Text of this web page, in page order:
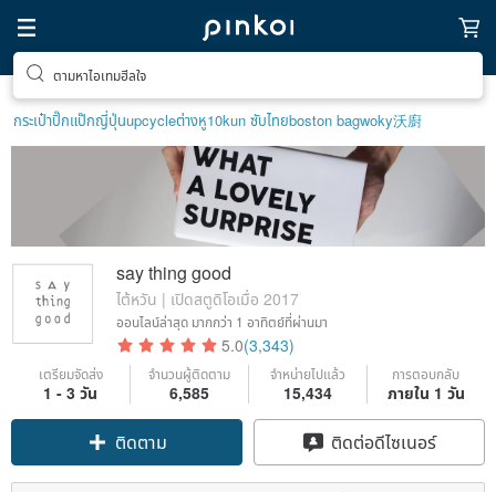
ค้นหางานดีไซน์ไม่ซ้ำใคร
กระเป๋าปิ๊กแป๊กญี่ปุ่นupcycleต่างหู10kun ซับไทยboston bagwoky沃廚
say thing good
ไต้หวัน | เปิดสตูดิโอเมื่อ 2017
ออนไลน์ล่าสุด มากกว่า 1 อาทิตย์ที่ผ่านมา
5.0(3,343)
เตรียมจัดส่ง
1 - 3 วัน
จำนวนผู้ติดตาม
6,585
จำหน่ายไปแล้ว
15,434
การตอบกลับ
ภายใน 1 วัน
Claim coupon
ติดตาม
ติดต่อดีไซเนอร์